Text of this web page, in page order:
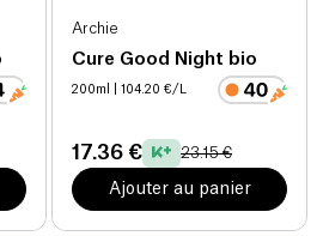
Archie
Cure Good Night bio
200ml | 104.20 €/L
17.36 € 23.15 €
Ajouter au panier